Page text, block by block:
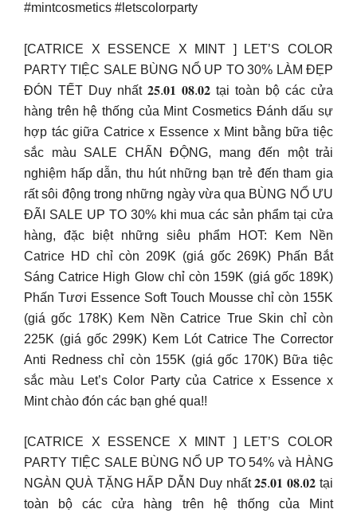
#mintcosmetics #letscolorparty
[CATRICE X ESSENCE X MINT ] LET’S COLOR
PARTY TIỆC SALE BÙNG NỔ UP TO 30% LÀM ĐẸP
ĐÓN TẾT Duy nhất 𝟐𝟓.𝟎𝟏 𝟎𝟖.𝟎𝟐 tại toàn bộ các cửa
hàng trên hệ thống của Mint Cosmetics Đánh dấu sự
hợp tác giữa Catrice x Essence x Mint bằng bữa tiệc
sắc màu SALE CHẤN ĐỘNG, mang đến một trải
nghiệm hấp dẫn, thu hút những bạn trẻ đến tham gia
rất sôi động trong những ngày vừa qua BÙNG NỔ ƯU
ĐÃI SALE UP TO 30% khi mua các sản phẩm tại cửa
hàng, đặc biệt những siêu phẩm HOT: Kem Nền
Catrice HD chỉ còn 209K (giá gốc 269K) Phấn Bắt
Sáng Catrice High Glow chỉ còn 159K (giá gốc 189K)
Phấn Tươi Essence Soft Touch Mousse chỉ còn 155K
(giá gốc 178K) Kem Nền Catrice True Skin chỉ còn
225K (giá gốc 299K) Kem Lót Catrice The Corrector
Anti Redness chỉ còn 155K (giá gốc 170K) Bữa tiệc
sắc màu Let’s Color Party của Catrice x Essence x
Mint chào đón các bạn ghé qua!!
[CATRICE X ESSENCE X MINT ] LET’S COLOR
PARTY TIỆC SALE BÙNG NỔ UP TO 54% và HÀNG
NGÀN QUÀ TẶNG HẤP DẪN Duy nhất 𝟐𝟓.𝟎𝟏 𝟎𝟖.𝟎𝟐 tại
toàn bộ các cửa hàng trên hệ thống của Mint